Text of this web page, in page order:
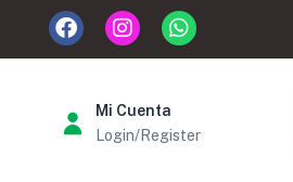
Mi Cuenta
Login/Register